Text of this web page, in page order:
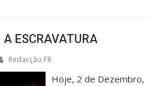
ESCRAVATURA
Redacção F8
Hoje, 2 de Dezembro,